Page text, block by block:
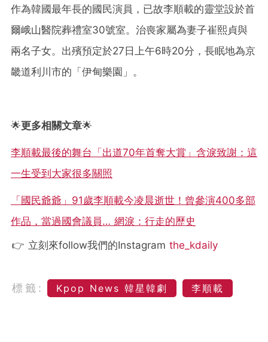
作為韓國最年長的國民演員，已故李順載的靈堂設於首
爾峨山醫院葬禮室30號室。治喪家屬為妻子崔熙貞與
兩名子女。出殯預定於27日上午6時20分，長眠地為京
畿道利川市的「伊甸樂園」。
🌟更多相關文章🌟
李順載最後的舞台「出道70年首奪大賞」含淚致謝：這
一生受到大家很多關照
「國民爺爺」91歲李順載今凌晨逝世！曾參演400多部
作品，當過國會議員… 網淚：行走的歷史
👉 立刻來follow我們的Instagram the_kdaily
標籤: Kpop News 韓星韓劇 李順載